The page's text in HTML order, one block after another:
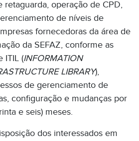
retaguarda, operação de CPD,
de níveis de
fornecedoras da área de
da SEFAZ, conforme as
ITIL (INFORMATION
LIBRARY),
de gerenciamento de
configuração e mudanças por
e seis) meses.
dos interessados em